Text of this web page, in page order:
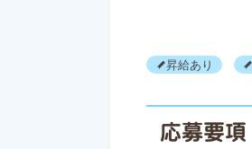
昇給あり
応募要項